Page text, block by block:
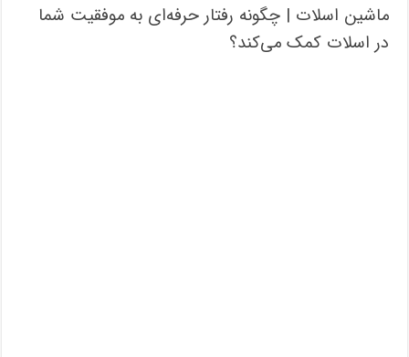
ماشین اسلات | چگونه رفتار حرفه‌ای به موفقیت شما
در اسلات کمک می‌کند؟